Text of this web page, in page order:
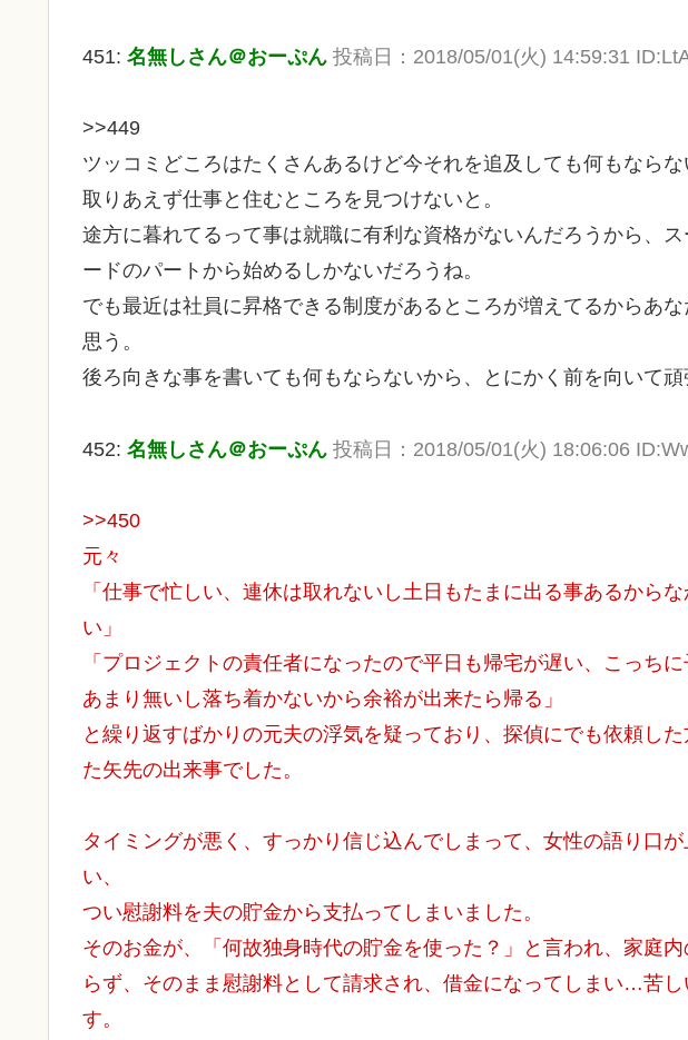
451: 名無しさん＠おーぷん 投稿日： 2018/05/01(火) 14:59:31
>>449
ツッコミどころはたくさんあるけど今それを追及しても何もならな
取りあえず仕事と住むところを見つけないと。
途方に暮れてるって事は就職に有利な資格がないんだろうから、
ードのパートから始めるしかないだろうね。
でも最近は社員に昇格できる制度があるところが増えてるからあ
思う。
後ろ向きな事を書いても何もならないから、とにかく前を向いて頑
452: 名無しさん＠おーぷん 投稿日： 2018/05/01(火) 18:06:06
>>450
元々
「仕事で忙しい、連休は取れないし土日もたまに出る事あるから
い」
「プロジェクトの責任者になったので平日も帰宅が遅い、こっち
あまり無いし落ち着かないから余裕が出来たら帰る」
と繰り返すばかりの元夫の浮気を疑っており、探偵にでも依頼し
た矢先の出来事でした。
タイミングが悪く、すっかり信じ込んでしまって、女性の語り口
い、
つい慰謝料を夫の貯金から支払ってしまいました。
そのお金が、「何故独身時代の貯金を使った？」と言われ、家庭
らず、そのまま慰謝料として請求され、借金になってしまい…苦
す。